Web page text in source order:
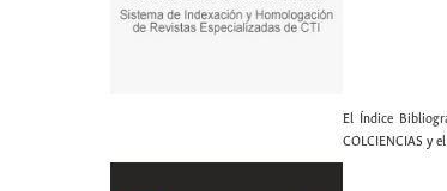
El Índice
COLCIENCIAS y